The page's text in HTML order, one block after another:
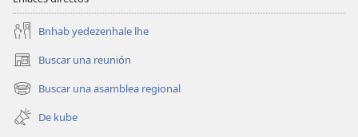
Bnhab yedezenhale lhe
Buscar una reunión
(abre
una
nueva
ventana)
Buscar una asamblea regional
(abre
una
nueva
De kube